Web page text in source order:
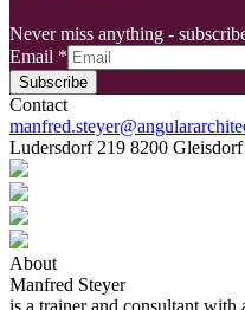
Never miss anything -
Email *
Subscribe
Contact
Ludersdorf 219 8200 Gleisdorf
About
Manfred Steyer
is a trainer and consultant